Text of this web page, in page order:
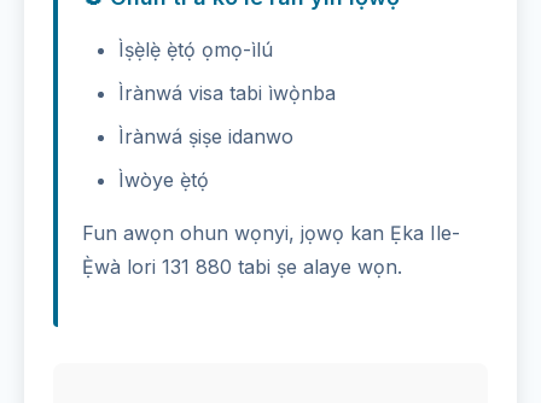
Ìṣẹ̀lẹ̀ ẹ̀tọ́ ọmọ-ìlú
Ìrànwá visa tabi ìwọ̀nba
Ìrànwá ṣiṣe idanwo
Ìwòye ẹ̀tọ́
Fun awọn ohun wọnyi, jọwọ kan Ẹka Ile-
Ẹ̀wà lori 131 880 tabi ṣe alaye wọn.